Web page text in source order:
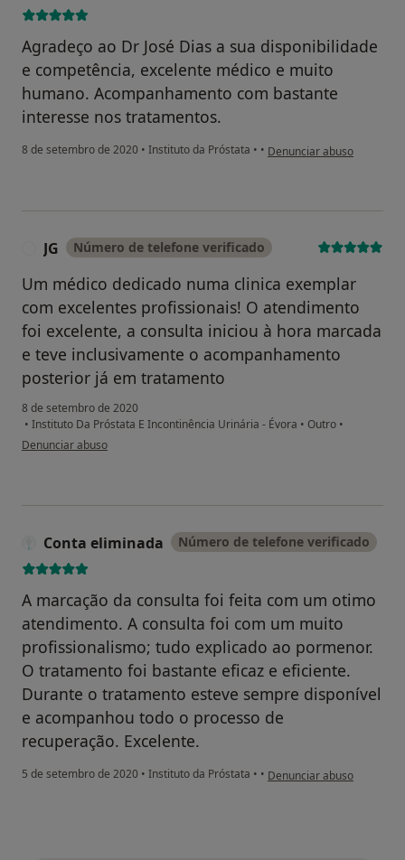
Agradeço ao Dr José Dias a sua disponibilidade
e competência, excelente médico e muito
humano. Acompanhamento com bastante
interesse nos tratamentos.
8 de setembro de 2020 • Instituto da Próstata • • na opinião do utilizador
Denunciar abuso
JG Número de telefone verificado
Um médico dedicado numa clinica exemplar
com excelentes profissionais! O atendimento
foi excelente, a consulta iniciou à hora marcada
e teve inclusivamente o acompanhamento
posterior já em tratamento
8 de setembro de 2020
• Instituto Da Próstata E Incontinência Urinária - Évora • Outro •
na opinião do utilizador JG
Denunciar abuso
Conta eliminada Número de telefone verificado
A marcação da consulta foi feita com um otimo
atendimento. A consulta foi com um muito
profissionalismo; tudo explicado ao pormenor.
O tratamento foi bastante eficaz e eficiente.
Durante o tratamento esteve sempre disponível
e acompanhou todo o processo de
recuperação. Excelente.
5 de setembro de 2020 • Instituto da Próstata • • na opinião do utilizador
Denunciar abuso